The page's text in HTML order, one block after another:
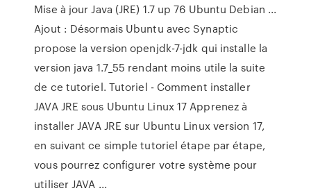
Mise à jour Java (JRE) 1.7 up 76 Ubuntu Debian ...
Ajout : Désormais Ubuntu avec Synaptic
propose la version openjdk-7-jdk qui installe la
version java 1.7_55 rendant moins utile la suite
de ce tutoriel. Tutoriel - Comment installer
JAVA JRE sous Ubuntu Linux 17 Apprenez à
installer JAVA JRE sur Ubuntu Linux version 17,
en suivant ce simple tutoriel étape par étape,
vous pourrez configurer votre système pour
utiliser JAVA ...